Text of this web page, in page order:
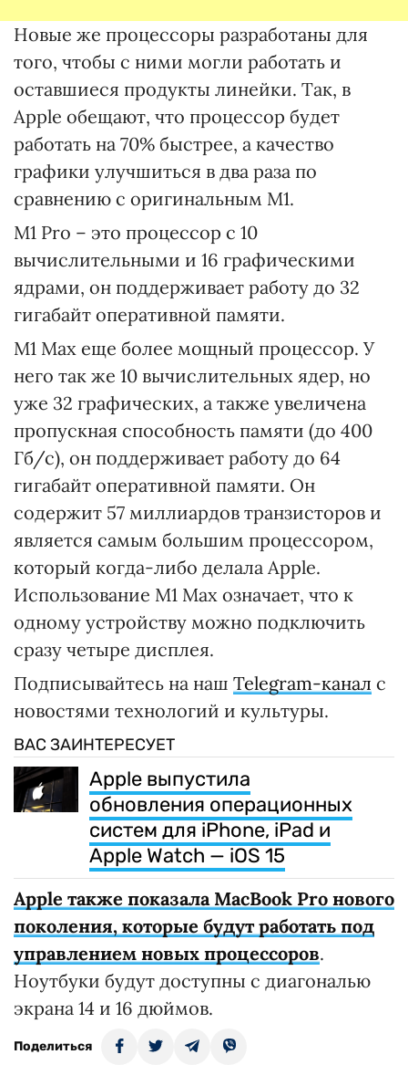
Новые же процессоры разработаны для
того, чтобы с ними могли работать и
оставшиеся продукты линейки. Так, в
Apple обещают, что процессор будет
работать на 70% быстрее, а качество
графики улучшиться в два раза по
сравнению с оригинальным М1.
M1 Pro – это процессор с 10
вычислительными и 16 графическими
ядрами, он поддерживает работу до 32
гигабайт оперативной памяти.
М1 Max еще более мощный процессор. У
него так же 10 вычислительных ядер, но
уже 32 графических, а также увеличена
пропускная способность памяти (до 400
Гб/с), он поддерживает работу до 64
гигабайт оперативной памяти. Он
содержит 57 миллиардов транзисторов и
является самым большим процессором,
который когда-либо делала Apple.
Использование М1 Max означает, что к
одному устройству можно подключить
сразу четыре дисплея.
Подписывайтесь на наш Telegram-канал с
новостями технологий и культуры.
ВАС ЗАИНТЕРЕСУЕТ
Apple выпустила
обновления операционных
систем для iPhone, iPad и
Apple Watch — iOS 15
Apple также показала MacBook Pro нового
поколения, которые будут работать под
управлением новых процессоров.
Ноутбуки будут доступны с диагональю
экрана 14 и 16 дюймов.
Поделиться